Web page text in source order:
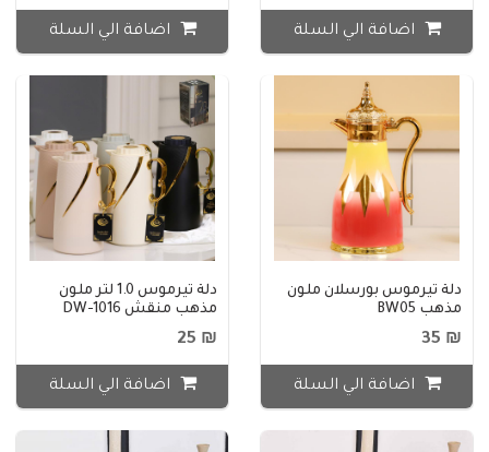
اضافة الي السلة اضافة الي السلة
دلة تيرموس بورسلان ملون
مذهب BW05
₪ 35
اضافة الي السلة
دلة تيرموس 1.0 لتر ملون
مذهب منقش DW-1016
₪ 25
اضافة الي السلة